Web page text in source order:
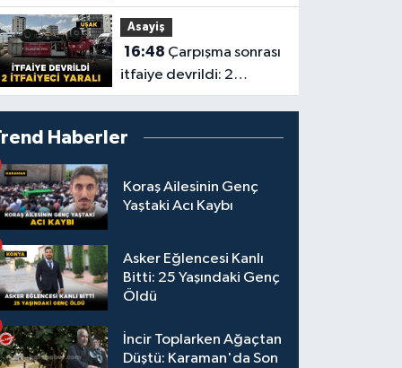
Asayiş
16:48
itfaiye devrildi: 2
itfaiyeci yaralı
Haberler
Koraş Ailesinin Genç
Yaştaki Acı Kaybı
Asker Eğlencesi Kanlı
Bitti: 25 Yaşındaki Genç
Öldü
İncir Toplarken Ağaçtan
Düştü: Karaman'da Son